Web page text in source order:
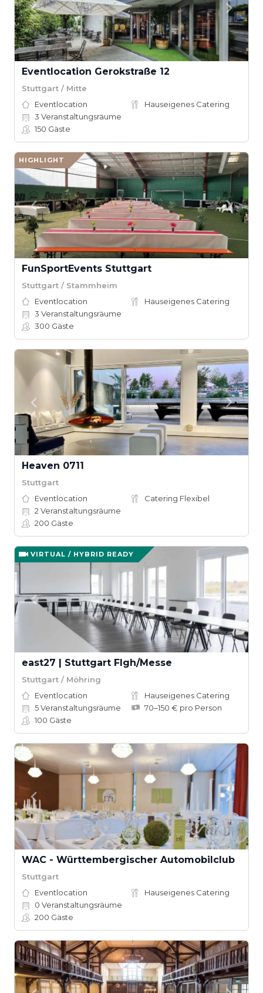
Eventlocation Gerokstraße 12
Stuttgart / Mitte
Eventlocation
Hauseigenes Catering
3 Veranstaltungsräume
150 Gäste
HIGHLIGHT
FunSportEvents Stuttgart
Stuttgart / Stammheim
Eventlocation
Hauseigenes Catering
3 Veranstaltungsräume
300 Gäste
Heaven 0711
Stuttgart
Eventlocation
Catering Flexibel
2 Veranstaltungsräume
200 Gäste
VIRTUAL / HYBRID READY
east27 | Stuttgart Flgh/Messe
Stuttgart / Möhring
Eventlocation
Hauseigenes Catering
5Veranstaltungsräume
70–150 € pro Person
100 Gäste
WAC - Württembergischer Automobilclub
Stuttgart
Eventlocation
Hauseigenes Catering
0 Veranstaltungsräume
200 Gäste